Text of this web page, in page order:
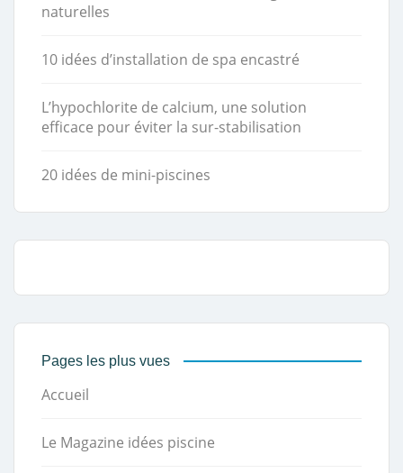
naturelles
10 idées d’installation de spa encastré
L’hypochlorite de calcium, une solution
efficace pour éviter la sur-stabilisation
20 idées de mini-piscines
Pages les plus vues
Accueil
Le Magazine idées piscine